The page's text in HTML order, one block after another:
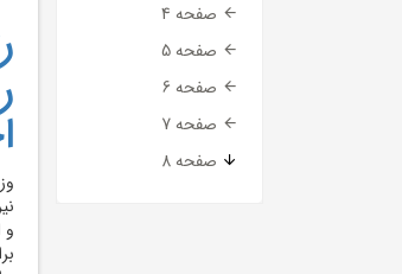
صفحه 4
صفحه 5
صفحه 6
صفحه 7
صفحه 8
و